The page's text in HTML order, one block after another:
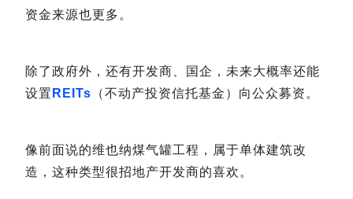
资金来源也更多。
除了政府外，还有开发商、国企，未来大概率还能
设置 REITs （不动产投资信托基金）向公众募资。
像前面说的维也纳煤气罐工程，属于单体建筑改
造，这种类型很招地产开发商的喜欢。